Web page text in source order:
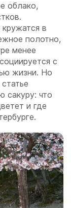
облако,
в
полотно,
менее
с
жизни. Но
сакуру: что
и где